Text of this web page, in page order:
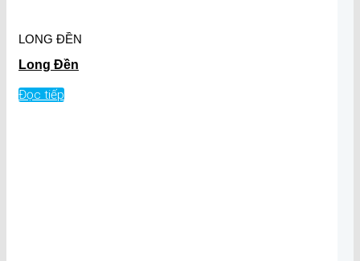
LONG ĐỀN
Long Đền
Đọc tiếp